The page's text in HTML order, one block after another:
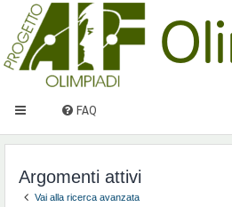
FAQ
Argomenti attivi
Vai alla ricerca avanzata